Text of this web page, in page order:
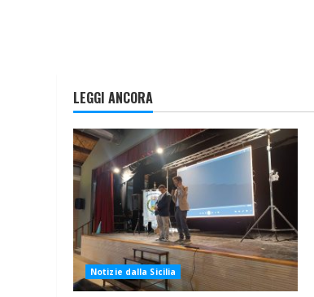
LEGGI ANCORA
Notizie dalla Sicilia